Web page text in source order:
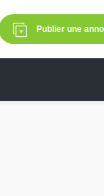
Publier une